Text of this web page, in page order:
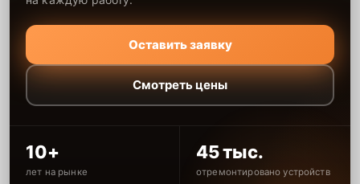
Оставить заявку
Смотреть цены
10+
лет на рынке
45 тыс.
отремонтировано устройств